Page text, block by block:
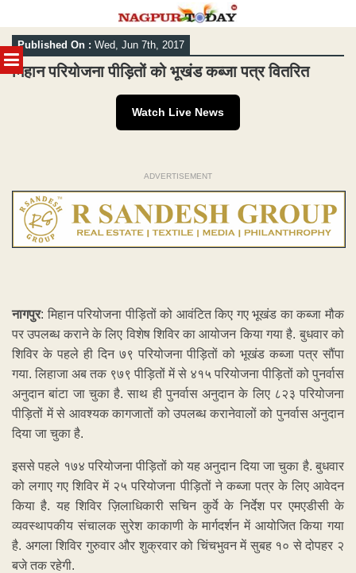
MENU
Skip
to
content
Published On : Wed, Jun 7th, 2017
मिहान परियोजना पीड़ितों को भूखंड कब्जा पत्र वितरित
Watch Live News
ADVERTISEMENT
नागपुर: मिहान परियोजना पीड़ितों को आवंटित किए गए भूखंड का कब्जा मौक
पर उपलब्ध कराने के लिए विशेष शिविर का आयोजन किया गया है. बुधवार को
शिविर के पहले ही दिन ७९ परियोजना पीड़ितों को भूखंड कब्जा पत्र सौंपा
गया. लिहाजा अब तक ९७९ पीड़ितों में से ४१५ परियोजना पीड़ितों को पुनर्वास
अनुदान बांटा जा चुका है. साथ ही पुनर्वास अनुदान के लिए ८२३ परियोजना
पीड़ितों में से आवश्यक कागजातों को उपलब्ध करानेवालों को पुनर्वास अनुदान
दिया जा चुका है.
इससे पहले १७४ परियोजना पीड़ितों को यह अनुदान दिया जा चुका है. बुधवार
को लगाए गए शिविर में २५ परियोजना पीड़ितों ने कब्जा पत्र के लिए आवेदन
किया है. यह शिविर ज़िलाधिकारी सचिन कुर्वे के निर्देश पर एमएडीसी के
व्यवस्थापकीय संचालक सुरेश काकाणी के मार्गदर्शन में आयोजित किया गया
है. अगला शिविर गुरुवार और शुक्रवार को चिंचभुवन में सुबह १० से दोपहर २
बजे तक रहेगी.